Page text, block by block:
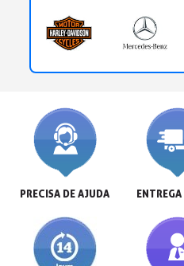
PRECISA DE AJUDA